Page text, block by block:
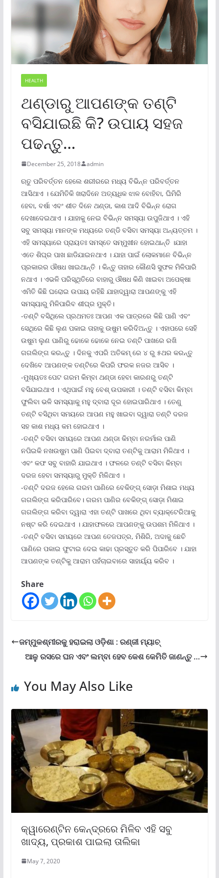
HEALTH
ଥଣ୍ଡାରୁ ଆପଣଙ୍କ ତଣ୍ଟି
ବସିଯାଇଛି କି? ଉପାୟ ସହଜ
ପଢନ୍ତୁ…
December 25, 2018 admin
ଋତୁ ପରିବର୍ତ୍ତନ ହେଲେ ଶରୀରରେ ମଧ୍ୟ ବିଭିନ୍ନ ପରିବର୍ତ୍ତନ
ଆସିଥାଏ । ଯେମିତିକି ଖରାଦିନେ ଅତ୍ୟଧିକ ଝାଳ ବୋହିବା, ଘିମିରି
ହେବା, ବର୍ଷା ଏବଂ ଶୀତ ଦିନେ ଥଣ୍ଡା, କାଶ ଆଦି ବିଭିନ୍ନ ରୋଗ
ଦେଖାଦେଇଥାଏ । ଯାହାକୁ ନେଇ ବିଭିନ୍ନ ସମସ୍ୟା ଉପୁଜିଥାଏ । ଏହି
ସବୁ ସମସ୍ୟା ମାନଙ୍କ ମଧ୍ୟରେ ତଣ୍ଡି ବସିବା ସମସ୍ୟା ଅନ୍ୟତ୍ତମ ।
ଏହି ସମସ୍ୟାରେ ପ୍ରାୟତଃ ସମସ୍ତେ ସମ୍ମୁଖୀନ ହୋଇଥାନ୍ତି ।ଯାହା
ଏତେ ଶିଘ୍ର ପାଖ ଛାଡିଯାଇନଥାଏ । ଯାହା ପାଇଁ ଲୋକମାନେ ବିଭିନ୍ନ
ପ୍ରକାରର ଔଷଧ ଖାଇଥାନ୍ତି । କିନ୍ତୁ ତାହାର କୌଣସି ସୁଫଳ ମିଳିପାରି
ନଥାଏ । ଏଭଳି ପରିସ୍ଥିତିରେ ବାହାରୁ ଔଷଧ କିଣି ଖାଇବା ଅପେକ୍ଷା
ଏମିତି କିଛି ଘରୋଇ ଉପାୟ ରହିଛି ଯାହାଦ୍ୱାରା ଆପଣଙ୍କୁ ଏହି
ସମସ୍ୟାରୁ ମିଳିପାରିବ ଶୀଘ୍ର ମୁକ୍ତି।
-ତଣ୍ଟି ବସିଥିଲେ ପ୍ରଥମତଃ ଆପଣ ଏକ ପାତ୍ରରେ କିଛି ପାଣି ଏବଂ
ସେଥିରେ କିଛି ଲୁଣ ପକାଇ ତାହାକୁ ଉଷୁମ କରିଦିଅନ୍ତୁ । ଏହାପରେ ସେହି
ଉଷୁମ ଲୁଣ ପାଣିରୁ ଢୋକେ ଢୋକେ ନେଇ ତଣ୍ଟି ପାଖରେ ରଖି
ଗଗଲିଙ୍ଗ କରନ୍ତୁ । ଦିନକୁ ଏପରି ଅତିକମ୍ ରେ ୪ ରୁ ୫ଥର କରନ୍ତୁ
ଦେଖିବେ ଆପଣଙ୍କ ତଣ୍ଟିରେ କିପରି ଫରକ ନଜର ଆସିବ ।
-ମୁଖ୍ୟତଃ ପେଟ ଗରମ କିମ୍ବା ଥଣ୍ଡା ହେବା କାରଣରୁ ତଣ୍ଟି
ବସିଯାଇଥାଏ । ଏଥିପାଇଁ ମହୁ ବେଶ୍ ଉପକାରୀ । ତଣ୍ଟି ବସିବା କିମ୍ବା
ଫୁଲିବା ଭଳି ସମସ୍ୟାକୁ ମହୁ ଦ୍ବାରା ଦୂର ହୋଇପାରିଥାଏ । ତେଣୁ
ତଣ୍ଟି ବସିଥିବା ସମୟରେ ଆପଣ ମହୁ ଖାଇବା ଦ୍ୱାରା ତଣ୍ଟି ଦରଜ
ସହ କାଶ ମଧ୍ୟ କମ ହୋଇଥାଏ ।
-ତଣ୍ଟି ବସିବା ସମୟରେ ଆପଣ ଥଣ୍ଡା କିମ୍ବା ନରର୍ମାଲ ପାଣି
ନପିଇକି ନଖଉଷୁମ ପାଣି ପିଇବା ଦ୍ବାରା ତଣ୍ଟିକୁ ଆରାମ ମିଳିଥାଏ ।
ଏବଂ କଫ ସବୁ ବାହାରି ଯାଇଥାଏ । ଫଳରେ ତଣ୍ଟି ବସିବା କିମ୍ବା
ଦରଜ ହେବା ସମସ୍ୟାରୁ ମୁକ୍ତି ମିଳିଥାଏ ।
-ତଣ୍ଟି ଦରଜ ହେଲେ ଗରମ ପାଣିରେ ବେକିଙ୍ଗ୍ ସୋଡ଼ା ମିଶାଇ ମଧ୍ୟ
ଗଗଲିଙ୍ଗ କରିପାରିବେ। ଗରମ ପାଣିର ବେକିଙ୍ଗ୍ ସୋଡ଼ା ମିଶାଇ
ଗଗଲିଙ୍ଗ କରିବା ଦ୍ୱାରା ଏହା ତଣ୍ଟି ପାଖରେ ଥିବା ବ୍ୟାକ୍ଟେରିଆକୁ
ନଷ୍ଟ କରି ଦେଇଥାଏ । ଯାହାଫଳରେ ଆପଣଙ୍କୁ ଉପଶମ ମିଳିଥାଏ ।
-ତଣ୍ଟି ବସିବା ସମୟରେ ଆପଣ ତେଜପତ୍ର, ମିଶିରି, ଅଦାକୁ ଛେଚି
ପାଣିରେ ପକାଇ ଫୁଟାଇ ଦେଇ କାଢା ପ୍ରସ୍ତୁତ କରି ପିପାରିବେ । ଯାହା
ଆପଣଙ୍କ ତଣ୍ଟିକୁ ଆରାମ ପହଁଚାଇବାରେ ସାହାର୍ୟ୍ୟ କରିବ ।
Share
ଜମ୍ମୁକଶ୍ମୀରକୁ ହରାଇଲା ଓଡ଼ିଶା : ରଣ୍ଜୀ ମ୍ୟାଚ୍
ଆଳୁ ରସରେ ଘନ ଏବଂ ଲମ୍ବା ହେବ କେଶ କେମିତି ଜାଣନ୍ତୁ …
You May Also Like
କ୍ୱାରେଣ୍ଟିନ କେନ୍ଦ୍ରରେ ମିଳିବ ଏହି ସବୁ
ଖାଦ୍ୟ, ପ୍ରକାଶ ପାଇଲା ତାଲିକା
May 7, 2020